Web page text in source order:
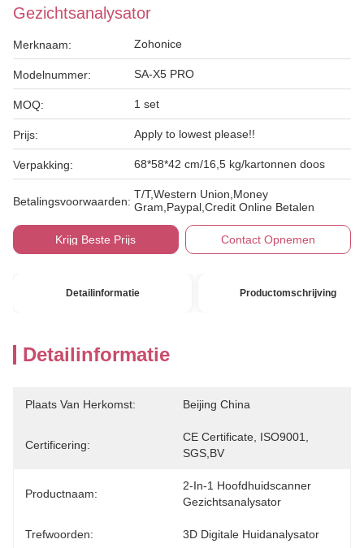
Gezichtsanalysator
Merknaam: Zohonice
Modelnummer: SA-X5 PRO
MOQ: 1 set
Prijs: Apply to lowest please!!
Verpakking: 68*58*42 cm/16,5 kg/kartonnen doos
Betalingsvoorwaarden:
T/T,Western Union,Money
Gram,Paypal,Credit Online Betalen
Krijg Beste Prijs Contact Opnemen
Detailinformatie Productomschrijving
Detailinformatie
Plaats Van Herkomst: Beijing China
Certificering:
CE Certificate, ISO9001,
SGS,BV
Productnaam:
2-In-1 Hoofdhuidscanner
Gezichtsanalysator
Trefwoorden: 3D Digitale Huidanalysator